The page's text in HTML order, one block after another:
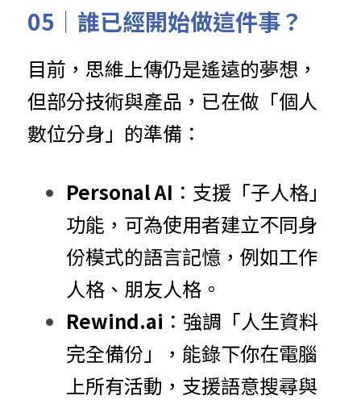
05｜誰已經開始做這件事？
目前，思維上傳仍是遙遠的夢想，
但部分技術與產品，已在做「個人
數位分身」的準備：
Personal AI ：支援「子人格」
功能，可為使用者建立不同身
份模式的語言記憶，例如工作
人格、朋友人格。
Rewind.ai ：強調「人生資料
完全備份」，能錄下你在電腦
上所有活動，支援語意搜尋與